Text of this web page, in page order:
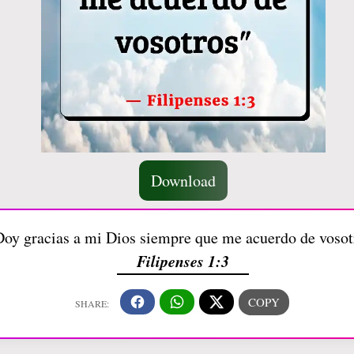
Download
gracias a mi Dios siempre que me acuerdo de
Filipenses 1:3